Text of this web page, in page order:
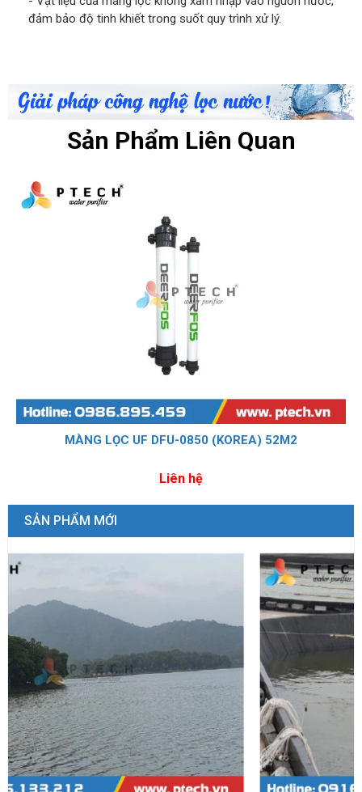
đảm bảo độ tinh khiết trong suốt quy trình xử lý.
Sản Phẩm Liên Quan
MÀNG LỌC UF DFU-0850 (KOREA) 52M2
Liên hệ
SẢN PHẨM MỚI